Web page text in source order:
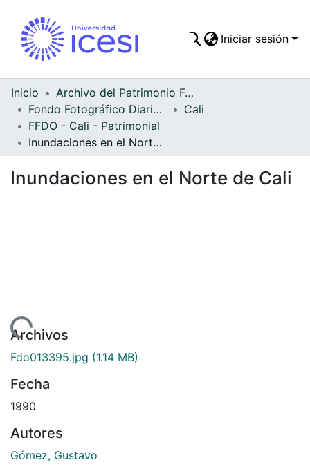
Todo DSpace
Estadísticas
Iniciar sesión
Inicio
Archivo del Patrimonio Fotográfico y Fílmico del Valle del Cauca
Fondo Fotográfico Diario Occidente
Cali
FFDO - Cali - Patrimonial
Inundaciones en el Norte de Cali
Inundaciones en el Norte de Cali
Archivos
Fdo013395.jpg (1.14 MB)
Fecha
1990
Autores
Gómez, Gustavo